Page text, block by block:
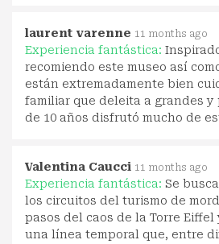
laurent varenne 11 months ago
Experiencia fantástica:
recomiendo este museo así
están extremadamente bien
familiar que deleita a grandes y
de 10 años disfrutó mucho de
Valentina Caucci 11 months ago
Experiencia fantástica: Se
los circuitos del turismo de
pasos del caos de la Torre Eiffel
una línea temporal que, entre